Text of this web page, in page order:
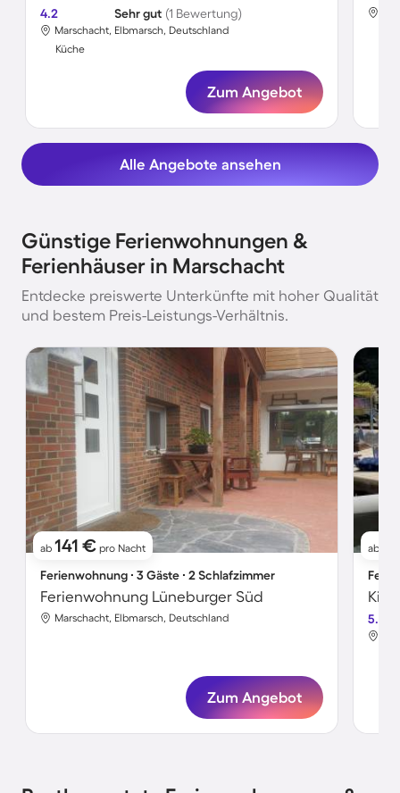
4.2 Sehr gut (1 Bewertung)
Marschacht, Elbmarsch, Deutschland
Küche
Zum Angebot
Alle Angebote ansehen
Günstige Ferienwohnungen &
Ferienhäuser in Marschacht
Entdecke preiswerte Unterkünfte mit hoher Qualität
und bestem Preis-Leistungs-Verhältnis.
ab 141 € pro Nacht
Ferienwohnung ∙ 3 Gäste ∙ 2 Schlafzimmer
Ferienwohnung Lüneburger Süd
Marschacht, Elbmarsch, Deutschland
Zum Angebot
ab
5.0